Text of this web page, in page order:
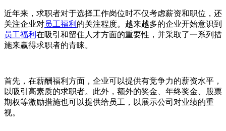
近年来，求职者对于选择工作岗位时不仅考虑薪资和职位，还
关注企业对员工福利 的关注程度。越来越多的企业开始意识到
员工福利 在吸引和留住人才方面的重要性，并采取了一系列措
施来赢得求职者的青睐。
首先，在薪酬福利方面，企业可以提供有竞争力的薪资水平，
以吸引高素质的求职者。此外，额外的奖金、年终奖金、股票
期权等激励措施也可以提供给员工，以展示公司对业绩的重
视。